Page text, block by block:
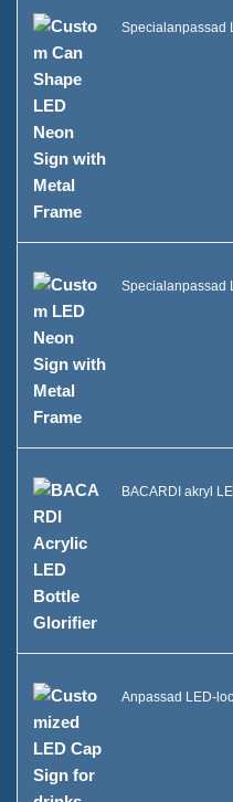
Specialanpassad
Specialanpassad
BACARDI akryl
Anpassad LED-